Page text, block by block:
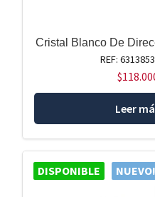
Cristal Blanco De
REF:
$
Leer
DISPONIBLE NUEVO!